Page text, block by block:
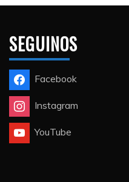
SEGUINOS
Facebook
Instagram
YouTube